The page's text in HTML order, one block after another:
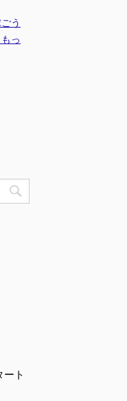
う
っ
ート